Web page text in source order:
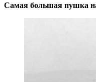
Самая большая пушка